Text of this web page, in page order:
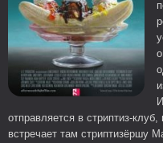
отправляется в стриптиз-
встречает там стриптизёршу